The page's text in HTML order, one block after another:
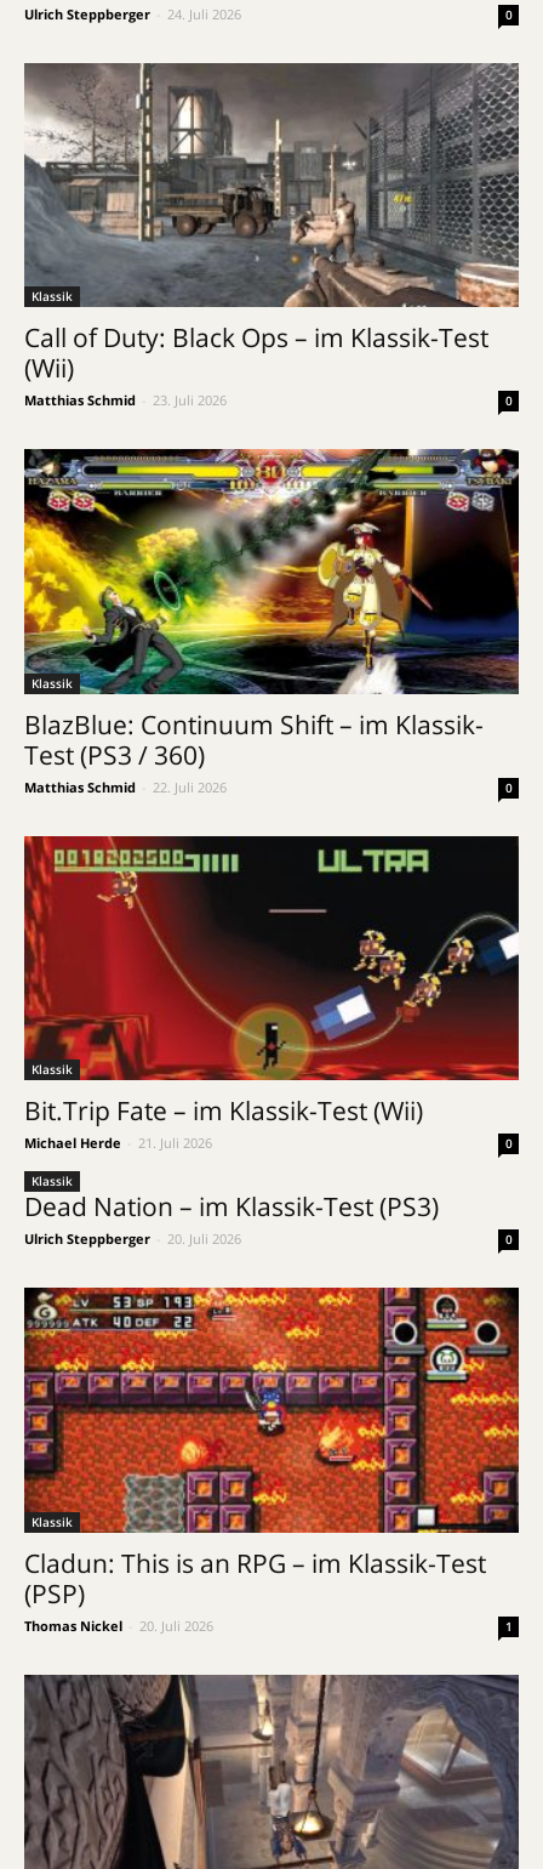
Ulrich Steppberger 24. Juli 2026 0
Klassik
Call of Duty: Black Ops – im Klassik-Test
(Wii)
Matthias Schmid 23. Juli 2026 0
Klassik
BlazBlue: Continuum Shift – im Klassik-
Test (PS3 / 360)
Matthias Schmid 22. Juli 2026 0
Klassik
Bit.Trip Fate – im Klassik-Test (Wii)
Michael Herde 21. Juli 2026 0
Klassik
Dead Nation – im Klassik-Test (PS3)
Ulrich Steppberger 20. Juli 2026 0
Klassik
Cladun: This is an RPG – im Klassik-Test
(PSP)
Thomas Nickel 20. Juli 2026 1